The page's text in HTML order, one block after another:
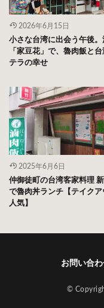
2026年6月15日
小さな台湾に出会う午後。
「家豆花」で、魯肉飯と
テラの幸せ
2025年6月6日
仲御徒町の台湾客家料理
で魯肉丼ランチ【テイクア
人気】
お問い合
©